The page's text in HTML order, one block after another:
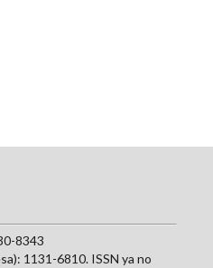
8343
1131-6810. ISSN ya no